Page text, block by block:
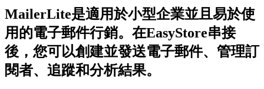
MailerLite是適用於小型企業並且易於使
用的電子郵件行銷。在EasyStore串接
後，您可以創建並發送電子郵件、管理訂
閱者、追蹤和分析結果。